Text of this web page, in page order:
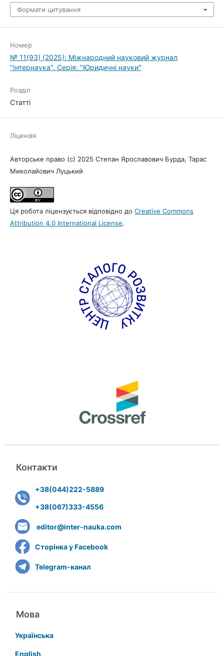
Формати цитування
Номер
№ 11(93) (2025): Міжнародний науковий журнал
"Інтернаука". Серія: "Юридичні науки"
Розділ
Статті
Ліцензія
Авторське право (c) 2025 Cтепан Ярославович Бурда, Тарас
Миколайович Луцький
Ця робота ліцензується відповідно до Creative Commons
Attribution 4.0 International License.
Контакти
+38(044)222-5889
+38(067)333-4556
editor@inter-nauka.com
Сторінка у Facebook
Telegram-канал
Мова
Українська
English